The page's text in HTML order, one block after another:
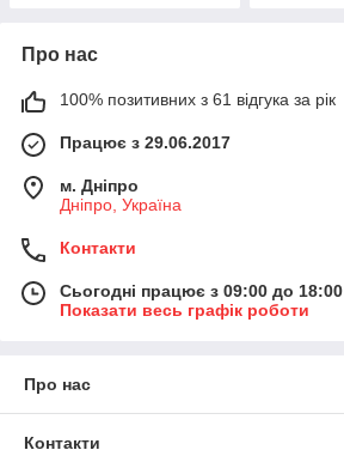
Про нас
100% позитивних з 61 відгука за рік
Працює з 29.06.2017
м. Дніпро
Дніпро, Україна
Контакти
Сьогодні працює з 09:00 до 18:00
Показати весь графік роботи
Про нас
Контакти